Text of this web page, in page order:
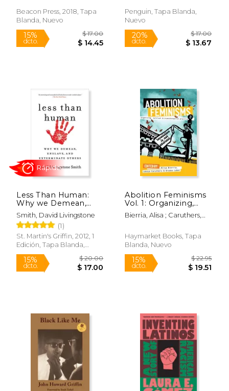
50%
dcto.
50%
dcto.
50% 50%
dcto.
Beacon Press, 2018, Tapa
Blanda, Nuevo
Penguin, Tapa Blanda,
Nuevo
Less Than Human:
Why we Demean,
Enslave, and
Exterminate Others
(en Inglés)
Smith, David Livingstone
(1)
St. Martin's Griffin, 2012, 1
Edición, Tapa Blanda,
Nuevo
Abolition Feminisms
Vol. 1: Organizing,
Survival, and
Transformative
Bierria, Alisa ; Caruthers,
Haymarket Books, Tapa
Blanda, Nuevo